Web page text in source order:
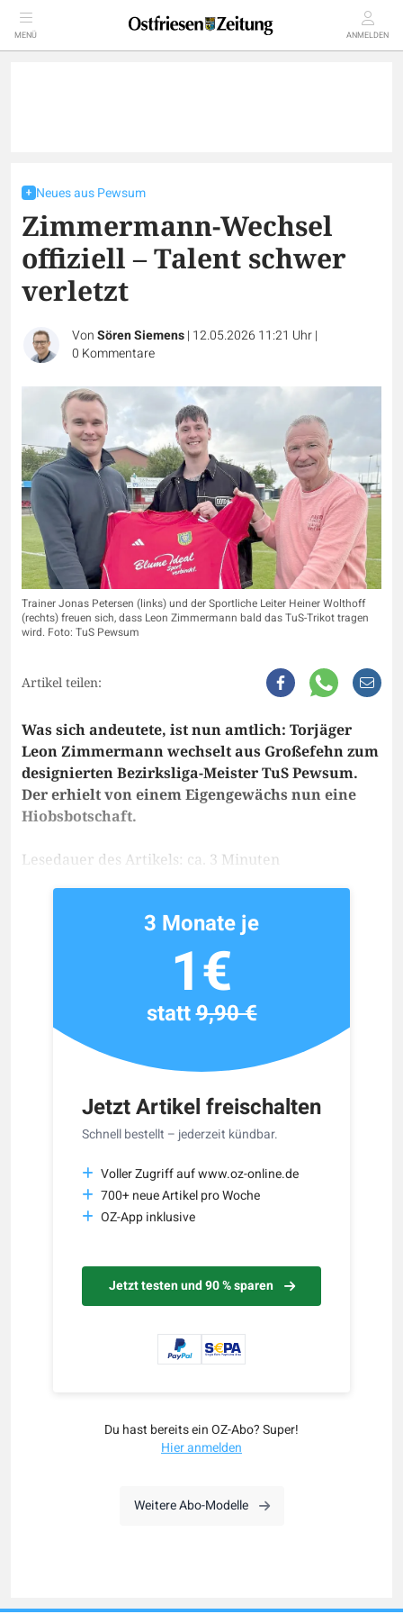
MENÜ ANMELDEN
Neues aus Pewsum
Zimmermann-Wechsel
offiziell – Talent schwer
verletzt
VonSören Siemens| 12.05.2026 11:21 Uhr|
0 Kommentare
Trainer Jonas Petersen (links) und der Sportliche Leiter Heiner Wolthoff
(rechts) freuen sich, dass Leon Zimmermann bald das TuS-Trikot tragen
wird. Foto: TuS Pewsum
Artikel teilen:
Was sich andeutete, ist nun amtlich: Torjäger
Leon Zimmermann wechselt aus Großefehn zum
designierten Bezirksliga-Meister TuS Pewsum.
Der erhielt von einem Eigengewächs nun eine
Hiobsbotschaft.
Lesedauer des Artikels: ca. 3 Minuten
Jetzt Artikel freischalten
Schnell bestellt – jederzeit kündbar.
Voller Zugriff auf www.oz-online.de
700+ neue Artikel pro Woche
OZ-App inklusive
Jetzt testen und 90 % sparen
3 Monate je
1€
statt9,90 €
Du hast bereits ein OZ-Abo? Super!
Hier anmelden
Weitere Abo-Modelle